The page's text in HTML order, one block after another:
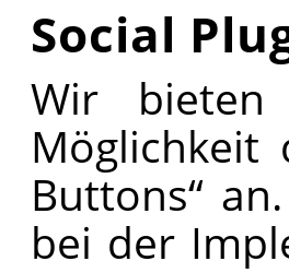
Social
Wir
Möglichkeit
Buttons“
bei der